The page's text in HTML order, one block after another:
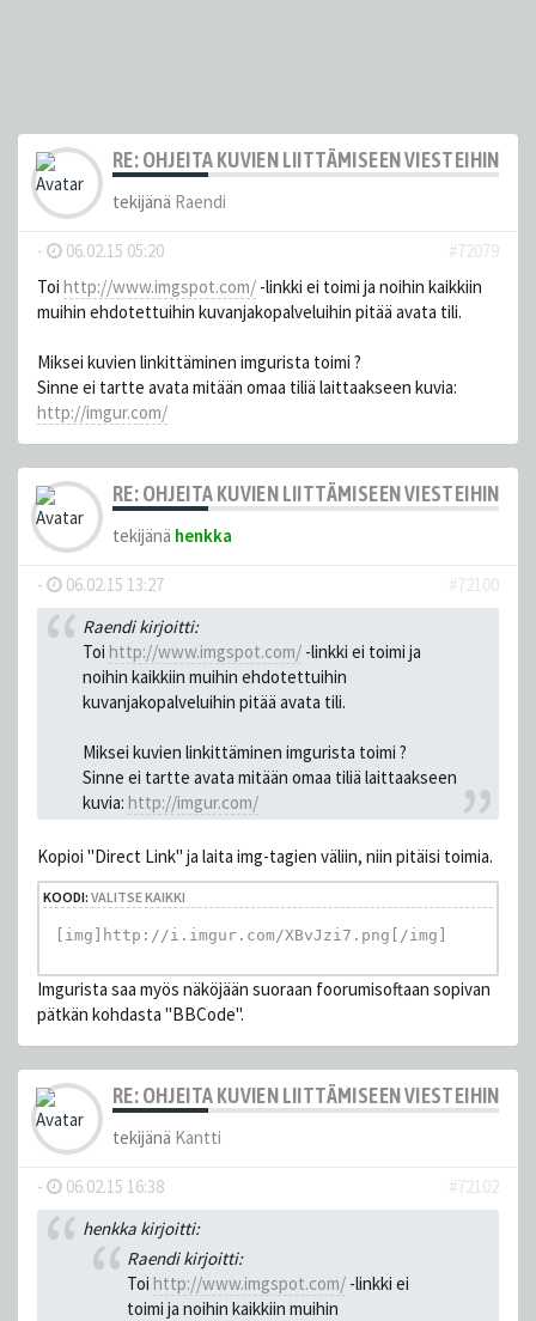
RE: OHJEITA KUVIEN LIITTÄMISEEN VIESTEIHIN
tekijänä Raendi
- 06.02.15 05:20
#72079
Toi http://www.imgspot.com/ -linkki ei toimi ja noihin kaikkiin
muihin ehdotettuihin kuvanjakopalveluihin pitää avata tili.
Miksei kuvien linkittäminen imgurista toimi ?
Sinne ei tartte avata mitään omaa tiliä laittaakseen kuvia:
http://imgur.com/
RE: OHJEITA KUVIEN LIITTÄMISEEN VIESTEIHIN
tekijänä henkka
- 06.02.15 13:27
#72100
Raendi kirjoitti:
Toi http://www.imgspot.com/-linkki ei toimi ja
noihin kaikkiin muihin ehdotettuihin
kuvanjakopalveluihin pitää avata tili.
Miksei kuvien linkittäminen imgurista toimi ?
Sinne ei tartte avata mitään omaa tiliä laittaakseen
kuvia: http://imgur.com/
Kopioi "Direct Link" ja laita img-tagien väliin, niin pitäisi toimia.
KOODI: VALITSE KAIKKI
[img]http://i.imgur.com/XBvJzi7.png[/img]
Imgurista saa myös näköjään suoraan foorumisoftaan sopivan
pätkän kohdasta "BBCode".
RE: OHJEITA KUVIEN LIITTÄMISEEN VIESTEIHIN
tekijänä Kantti
- 06.02.15 16:38
#72102
henkka kirjoitti:
Raendi kirjoitti:
Toi http://www.imgspot.com/ -linkki ei
toimi ja noihin kaikkiin muihin